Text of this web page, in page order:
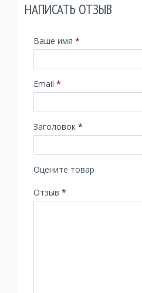
НАПИСАТЬ ОТЗЫВ
Ваше имя *
Email *
Заголовок *
Оцените товар
Отзыв *